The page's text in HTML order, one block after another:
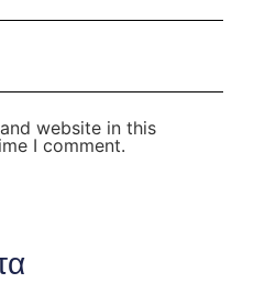
website in this
I comment.